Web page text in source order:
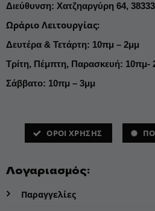
Διεύθυνση: Χατζηαργύρη 64,
Ωράριο Λειτουργίας:
Δευτέρα & Τετάρτη: 10πμ – 2μμ
Τρίτη, Πέμπτη, Παρασκευή: 10πμ-
Σάββατο: 10πμ – 3μμ
ΌΡΟΙ ΧΡΗΣΗΣ
Λογαριασμός:
Παραγγελίες